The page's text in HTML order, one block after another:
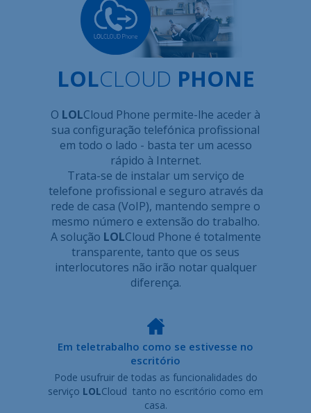
LOLCLOUD PHONE
O LOLCloud Phone permite-lhe aceder à
sua configuração telefónica profissional
em todo o lado - basta ter um acesso
rápido à Internet.
Trata-se de instalar um serviço de
telefone profissional e seguro através da
rede de casa (VoIP), mantendo sempre o
mesmo número e extensão do trabalho.
A solução LOLCloud Phone é totalmente
transparente, tanto que os seus
interlocutores não irão notar qualquer
diferença.
Em teletrabalho como se estivesse no
escritório
Pode usufruir de todas as funcionalidades do
serviço LOLCloud tanto no escritório como em
casa.